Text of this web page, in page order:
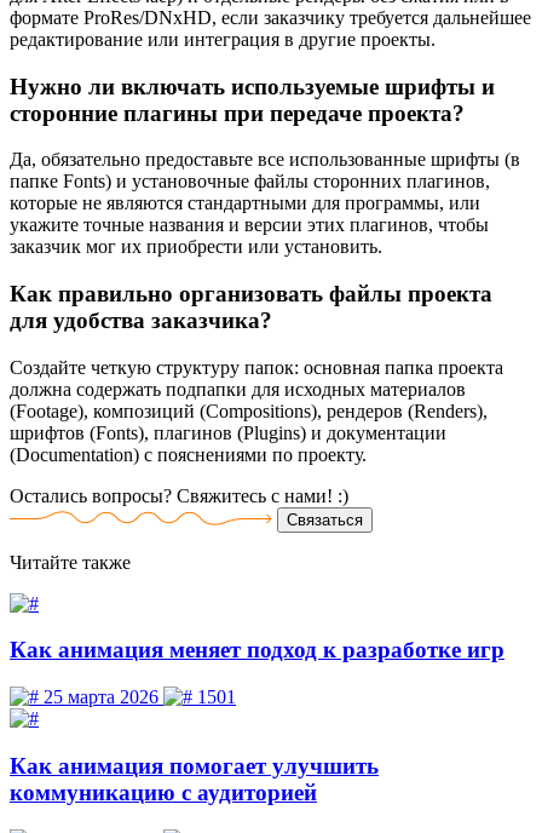
формате ProRes/DNxHD, если заказчику требуется дальнейшее
редактирование или интеграция в другие проекты.
Нужно ли включать используемые шрифты и
сторонние плагины при передаче проекта?
Да, обязательно предоставьте все использованные шрифты (в
папке Fonts) и установочные файлы сторонних плагинов,
которые не являются стандартными для программы, или
укажите точные названия и версии этих плагинов, чтобы
заказчик мог их приобрести или установить.
Как правильно организовать файлы проекта
для удобства заказчика?
Создайте четкую структуру папок: основная папка проекта
должна содержать подпапки для исходных материалов
(Footage), композиций (Compositions), рендеров (Renders),
шрифтов (Fonts), плагинов (Plugins) и документации
(Documentation) с пояснениями по проекту.
Остались вопросы? Свяжитесь с нами! :)
Связаться
Читайте также
Как анимация меняет подход к разработке игр
25 марта 2026 1501
Как анимация помогает улучшить
коммуникацию с аудиторией